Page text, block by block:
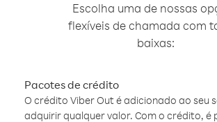
Escolha uma de nossas
flexíveis de chamada com
baixas:
Pacotes de crédito
O crédito Viber Out é adicionado ao seu
adquirir qualquer valor. Com o crédito, é